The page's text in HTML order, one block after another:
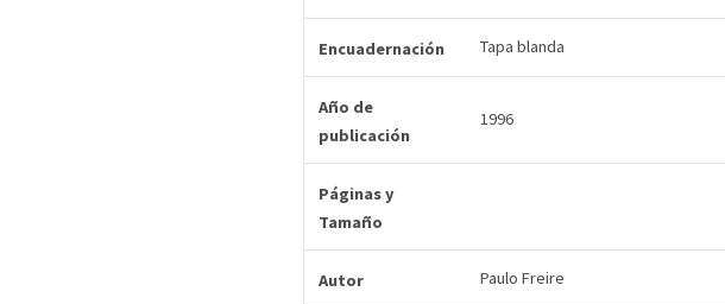
Encuadernación Tapa blanda
Año de
publicación
1996
Páginas y
Tamaño
Autor Paulo Freire